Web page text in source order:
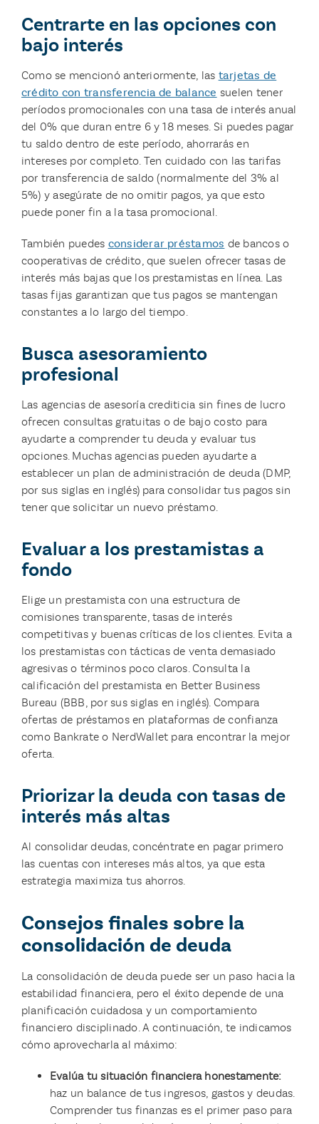
Centrarte en las opciones con
bajo interés
Como se mencionó anteriormente, las tarjetas de
crédito con transferencia de balance suelen tener
períodos promocionales con una tasa de interés anual
del 0% que duran entre 6 y 18 meses. Si puedes pagar
tu saldo dentro de este período, ahorrarás en
intereses por completo. Ten cuidado con las tarifas
por transferencia de saldo (normalmente del 3% al
5%) y asegúrate de no omitir pagos, ya que esto
puede poner fin a la tasa promocional.
También puedes considerar préstamos de bancos o
cooperativas de crédito, que suelen ofrecer tasas de
interés más bajas que los prestamistas en línea. Las
tasas fijas garantizan que tus pagos se mantengan
constantes a lo largo del tiempo.
Busca asesoramiento
profesional
Las agencias de asesoría crediticia sin fines de lucro
ofrecen consultas gratuitas o de bajo costo para
ayudarte a comprender tu deuda y evaluar tus
opciones. Muchas agencias pueden ayudarte a
establecer un plan de administración de deuda (DMP,
por sus siglas en inglés) para consolidar tus pagos sin
tener que solicitar un nuevo préstamo.
Evaluar a los prestamistas a
fondo
Elige un prestamista con una estructura de
comisiones transparente, tasas de interés
competitivas y buenas críticas de los clientes. Evita a
los prestamistas con tácticas de venta demasiado
agresivas o términos poco claros. Consulta la
calificación del prestamista en Better Business
Bureau (BBB, por sus siglas en inglés). Compara
ofertas de préstamos en plataformas de confianza
como Bankrate o NerdWallet para encontrar la mejor
oferta.
Priorizar la deuda con tasas de
interés más altas
Al consolidar deudas, concéntrate en pagar primero
las cuentas con intereses más altos, ya que esta
estrategia maximiza tus ahorros.
Consejos finales sobre la
consolidación de deuda
La consolidación de deuda puede ser un paso hacia la
estabilidad financiera, pero el éxito depende de una
planificación cuidadosa y un comportamiento
financiero disciplinado. A continuación, te indicamos
cómo aprovecharla al máximo:
Evalúa tu situación financiera honestamente:
haz un balance de tus ingresos, gastos y deudas.
Comprender tus finanzas es el primer paso para